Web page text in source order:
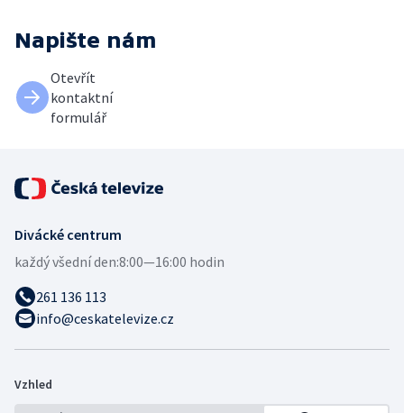
Napište nám
Otevřít
kontaktní
formulář
Divácké centrum
každý všední den:8:00—16:00 hodin
261 136 113
info@ceskatelevize.cz
Vzhled